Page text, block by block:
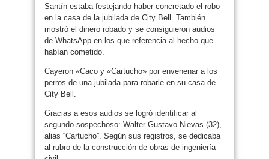
Santín estaba festejando haber concretado el robo
en la casa de la jubilada de City Bell. También
mostró el dinero robado y se consiguieron audios
de WhatsApp en los que referencia al hecho que
habían cometido.
Cayeron «Caco y «Cartucho» por envenenar a los
perros de una jubilada para robarle en su casa de
City Bell.
Gracias a esos audios se logró identificar al
segundo sospechoso: Walter Gustavo Nievas (32),
alias “Cartucho”. Según sus registros, se dedicaba
al rubro de la construcción de obras de ingeniería